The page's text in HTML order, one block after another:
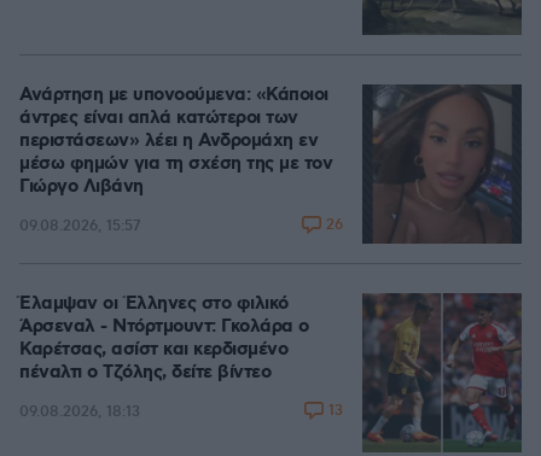
Ανάρτηση με υπονοούμενα: «Κάποιοι
άντρες είναι απλά κατώτεροι των
περιστάσεων» λέει η Ανδρομάχη εν
μέσω φημών για τη σχέση της με τον
Γιώργο Λιβάνη
09.08.2026, 15:57 26
Έλαμψαν οι Έλληνες στο φιλικό
Άρσεναλ - Ντόρτμουντ: Γκολάρα ο
Καρέτσας, ασίστ και κερδισμένο
πέναλτι ο Τζόλης, δείτε βίντεο
09.08.2026, 18:13 13